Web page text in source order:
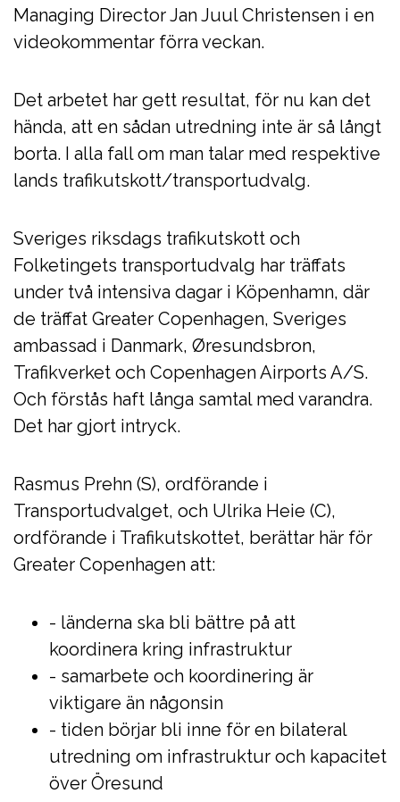
Managing Director Jan Juul Christensen i en
videokommentar förra veckan.
Det arbetet har gett resultat, för nu kan det
hända, att en sådan utredning inte är så långt
borta. I alla fall om man talar med respektive
lands trafikutskott/transportudvalg.
Sveriges riksdags trafikutskott och
Folketingets transportudvalg har träffats
under två intensiva dagar i Köpenhamn, där
de träffat Greater Copenhagen, Sveriges
ambassad i Danmark, Øresundsbron,
Trafikverket och Copenhagen Airports A/S.
Och förstås haft långa samtal med varandra.
Det har gjort intryck.
Rasmus Prehn (S), ordförande i
Transportudvalget, och Ulrika Heie (C),
ordförande i Trafikutskottet, berättar här för
Greater Copenhagen att:
- länderna ska bli bättre på att
koordinera kring infrastruktur
- samarbete och koordinering är
viktigare än någonsin
- tiden börjar bli inne för en bilateral
utredning om infrastruktur och kapacitet
över Öresund